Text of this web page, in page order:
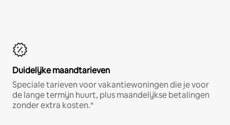
Duidelijke maandtarieven
Speciale tarieven voor vakantiewoningen die je voor
de lange termijn huurt, plus maandelijkse betalingen
zonder extra kosten.*